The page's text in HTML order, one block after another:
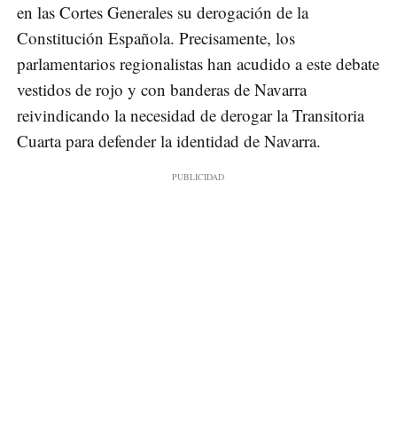
en las Cortes Generales su derogación de la
Constitución Española. Precisamente, los
parlamentarios regionalistas han acudido a este debate
vestidos de rojo y con banderas de Navarra
reivindicando la necesidad de derogar la Transitoria
Cuarta para defender la identidad de Navarra.